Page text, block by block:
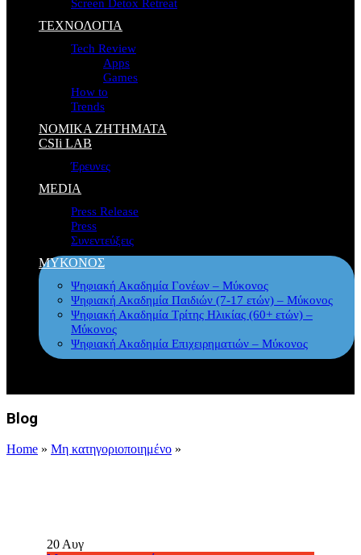
Screen Detox Retreat
ΤΕΧΝΟΛΟΓΙΑ
Tech Review
Apps
Games
How to
Trends
ΝΟΜΙΚΑ ΖΗΤΗΜΑΤΑ
CSIi LAB
Έρευνες
MEDIA
Press Release
Press
Συνεντεύξεις
ΜΥΚΟΝΟΣ
Ψηφιακή Ακαδημία Γονέων – Μύκονος
Ψηφιακή Ακαδημία Παιδιών (7-17 ετών) – Μύκονος
Ψηφιακή Ακαδημία Τρίτης Ηλικίας (60+ ετών) –
Μύκονος
Ψηφιακή Ακαδημία Επιχειρηματιών – Μύκονος
Blog
Home » Μη κατηγοριοποιημένο »
20Αυγ